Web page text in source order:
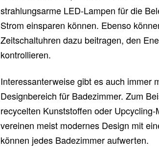
strahlungsarme LED-Lampen für die
Strom einsparen können. Ebenso
Zeitschaltuhren dazu beitragen, den
kontrollieren.
Interessanterweise gibt es auch immer
Designbereich für Badezimmer. Zum
recycelten Kunststoffen oder
vereinen meist modernes Design mit
können jedes Badezimmer aufwerten.